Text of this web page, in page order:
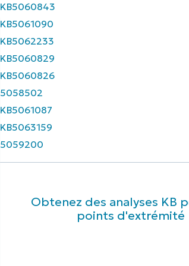
KB5060843
KB5061090
KB5062233
KB5060829
KB5060826
5058502
KB5061087
KB5063159
5059200
Obtenez des analyses KB
points d'extrémité